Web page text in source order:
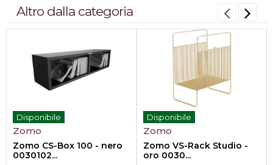
Altro dalla categoria
Disponibile
Zomo
Zomo CS-Box 100 - nero
0030102...
Disponibile
Zomo
Zomo VS-Rack Studio -
oro 0030...